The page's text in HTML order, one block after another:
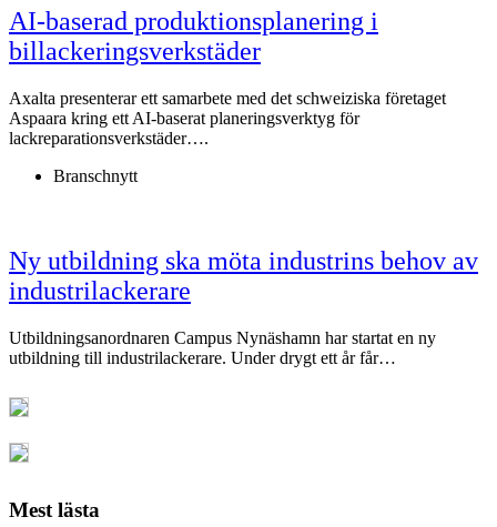
AI-baserad produktionsplanering i
billackeringsverkstäder
Axalta presenterar ett samarbete med det schweiziska företaget
Aspaara kring ett AI-baserat planeringsverktyg för
lackreparationsverkstäder….
Branschnytt
Ny utbildning ska möta industrins behov av
industrilackerare
Utbildningsanordnaren Campus Nynäshamn har startat en ny
utbildning till industrilackerare. Under drygt ett år får…
Mest lästa